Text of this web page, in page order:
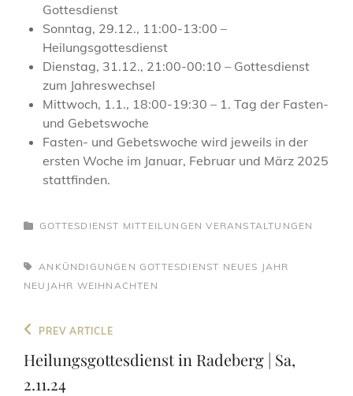
Gottesdienst
Sonntag, 29.12., 11:00-13:00 –
Heilungsgottesdienst
Dienstag, 31.12., 21:00-00:10 – Gottesdienst
zum Jahreswechsel
Mittwoch, 1.1., 18:00-19:30 – 1. Tag der Fasten-
und Gebetswoche
Fasten- und Gebetswoche wird jeweils in der
ersten Woche im Januar, Februar und März 2025
stattfinden.
CATEGORIES
GOTTESDIENST MITTEILUNGEN VERANSTALTUNGEN
TAGS,ANKÜNDIGUNGEN GOTTESDIENST NEUES JAHR
NEUJAHR WEIHNACHTEN
Beitragsnavigation
Previous
Post
PREV ARTICLE
Heilungsgottesdienst in Radeberg | Sa,
2.11.24